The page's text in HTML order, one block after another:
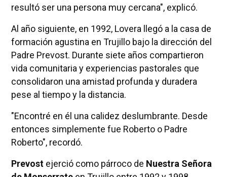
resultó ser una persona muy cercana", explicó.
Al año siguiente, en 1992, Lovera llegó a la casa de
formación agustina en Trujillo bajo la dirección del
Padre Prevost. Durante siete años compartieron
vida comunitaria y experiencias pastorales que
consolidaron una amistad profunda y duradera
pese al tiempo y la distancia.
"Encontré en él una calidez deslumbrante. Desde
entonces simplemente fue Roberto o Padre
Roberto", recordó.
Prevostejerció como párroco de Nuestra Señora